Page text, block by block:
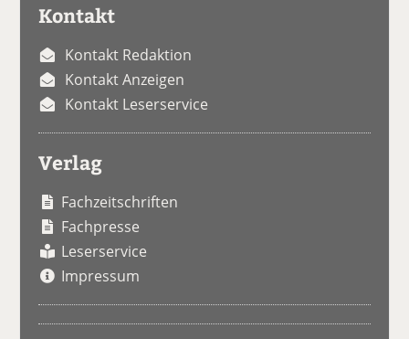
Kontakt
Kontakt Redaktion
Kontakt Anzeigen
Kontakt Leserservice
Verlag
Fachzeitschriften
Fachpresse
Leserservice
Impressum